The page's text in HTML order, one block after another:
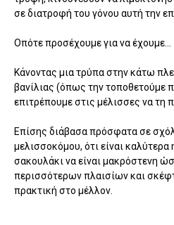
σε διατροφή του γόνου αυτή την
Οπότε προσέχουμε για να έχουμε...
Κάνοντας μια τρύπα στην κάτω
βανίλιας (όπως την τοποθετούμε
επιτρέπουμε στις μέλισσες να τη
Επίσης διάβασα πρόσφατα σε
μελισσοκόμου, ότι είναι
σακουλάκι να είναι μακρόστενη
περισσότερων πλαισίων και
πρακτική στο μέλλον.